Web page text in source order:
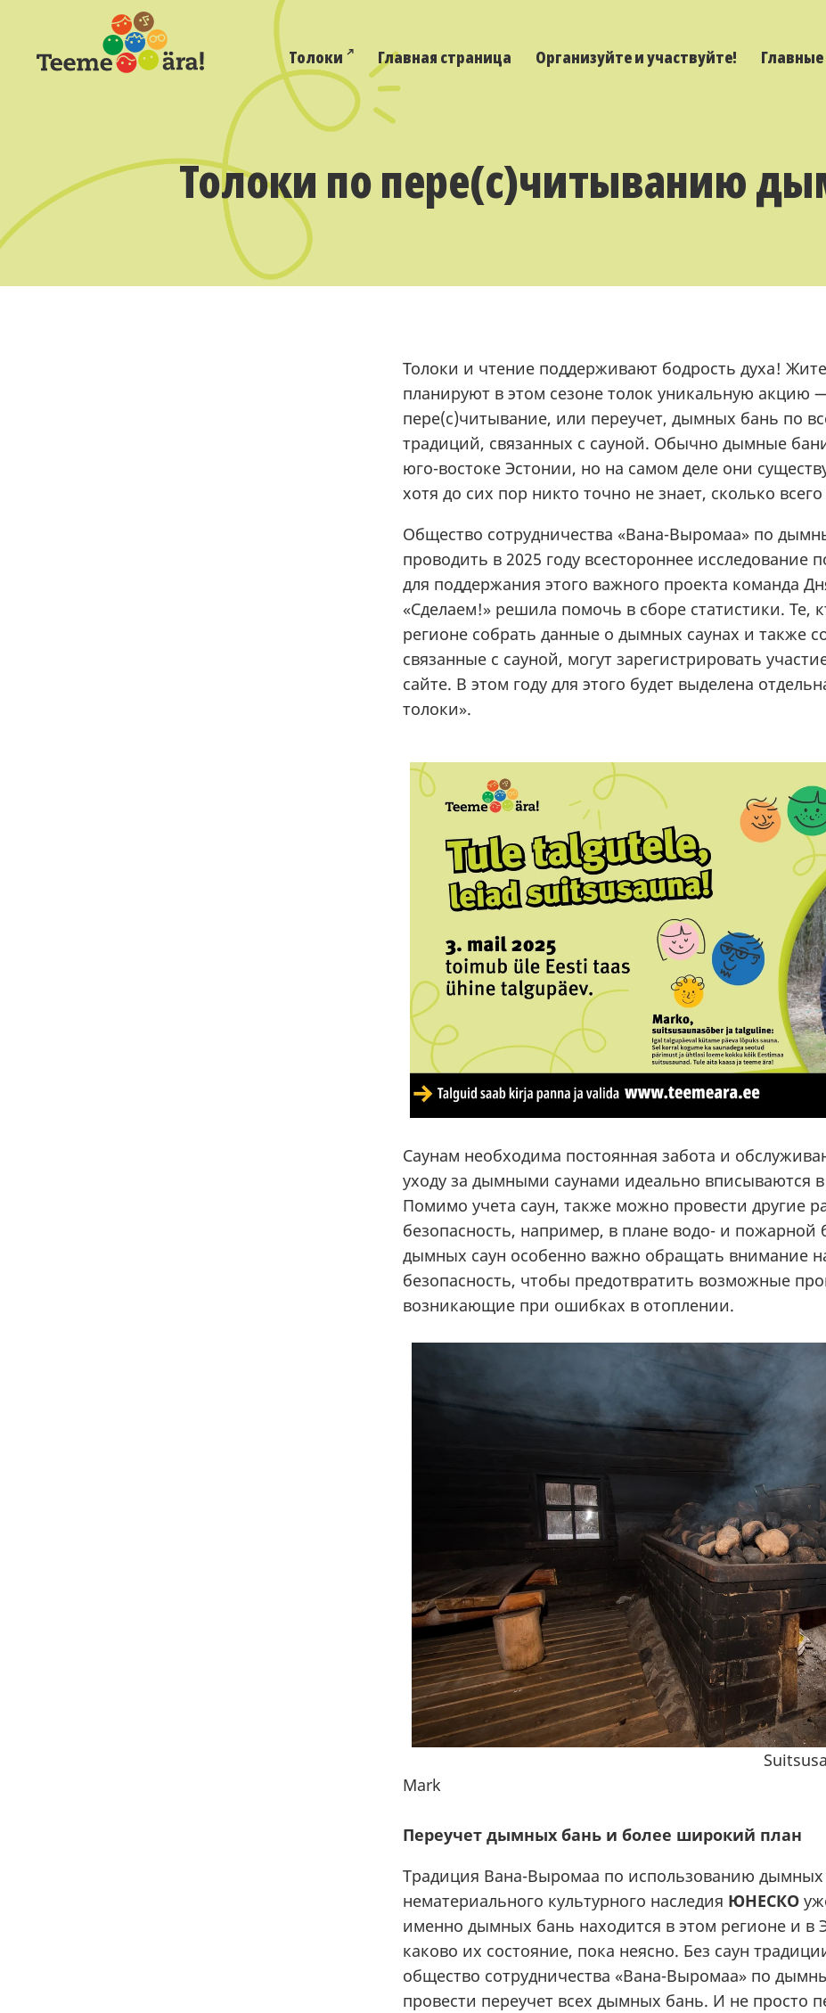
Толоки Главная страница Организуйте и участвуйте!
Толоки по пере(с)читыванию
Толоки и чтение поддерживают бодрость духа!
планируют в этом сезоне толок уникальную акцию
пере(с)читывание, или переучет, дымных бань по
традиций, связанных с сауной. Обычно дымные
юго-востоке Эстонии, но на самом деле они
хотя до сих пор никто точно не знает, сколько
Общество сотрудничества «Вана-Выромаа» по
проводить в 2025 году всестороннее исследование
для поддержания этого важного проекта команда
«Сделаем!» решила помочь в сборе статистики. Те,
регионе собрать данные о дымных саунах и также
связанные с сауной, могут зарегистрировать
сайте. В этом году для этого будет выделена
толоки».
Саунам необходима постоянная забота и
уходу за дымными саунами идеально вписываются
Помимо учета саун, также можно провести другие
безопасность, например, в плане водо- и пожарной
дымных саун особенно важно обращать внимание
безопасность, чтобы предотвратить возможные
возникающие при ошибках в отоплении.
Suitsusauna keris.
Mark
Переучет дымных бань и более широкий план
Традиция Вана-Выромаа по использованию дымных
нематериального культурного наследия ЮНЕСКО
именно дымных бань находится в этом регионе и в
каково их состояние, пока неясно. Без саун
общество сотрудничества «Вана-Выромаа» по
провести переучет всех дымных бань. И не просто